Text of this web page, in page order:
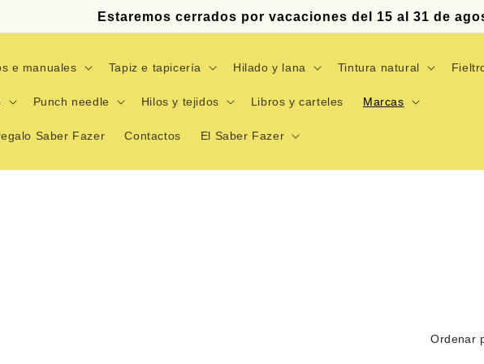
Estaremos cerrados por vacaciones del 15 al 31 de
e manuales Tapiz e tapicería Hilado y lana Tintura natural
Punch needle Hilos y tejidos Libros y carteles Marcas
Saber Fazer Contactos El Saber Fazer
Ordenar